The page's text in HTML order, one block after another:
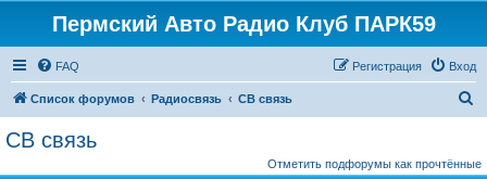
Пермский Авто Радио Клуб ПАРК59
FAQ Вход
Регистрация
Список форумов Радиосвязь СВ связь
с
СВ связь
Отметить подфорумы как прочтённые